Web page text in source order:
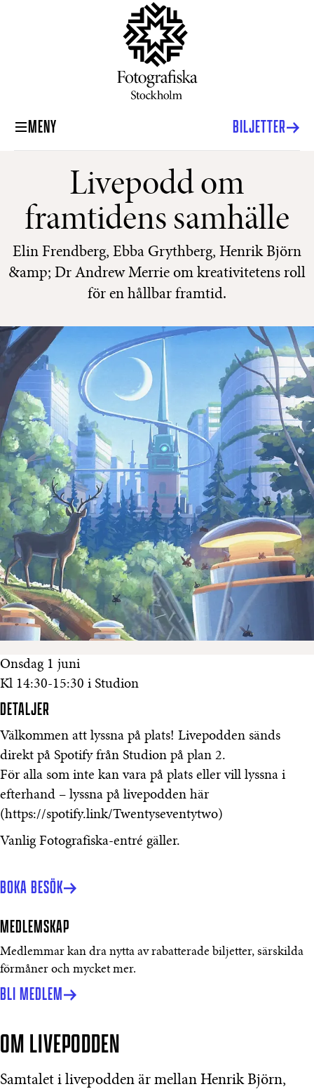
MENY BILJETTER
Livepodd om
framtidens samhälle
Elin Frendberg, Ebba Grythberg, Henrik Björn
&amp; Dr Andrew Merrie om kreativitetens roll
för en hållbar framtid.
Onsdag 1 juni
Kl 14:30-15:30 i Studion
DETALJER
Välkommen att lyssna på plats! Livepodden sänds
direkt på Spotify från Studion på plan 2.
För alla som inte kan vara på plats eller vill lyssna i
efterhand – lyssna på livepodden här
(https://spotify.link/Twentyseventytwo)
Vanlig Fotografiska-entré gäller.
BOKA BESÖK
MEDLEMSKAP
Medlemmar kan dra nytta av rabatterade biljetter, särskilda
förmåner och mycket mer.
BLI MEDLEM
OM LIVEPODDEN
Samtalet i livepodden är mellan Henrik Björn,